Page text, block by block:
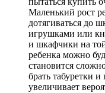
Маленький рост
дотягиваться до
игрушками или
и шкафчики на
ребенка можно
становится
брать табуретки и
увеличивает